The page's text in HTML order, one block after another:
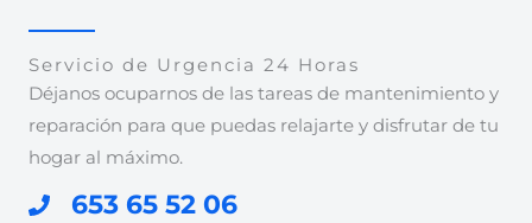
Servicio de Urgencia 24 Horas
Déjanos ocuparnos de las tareas de mantenimiento y
reparación para que puedas relajarte y disfrutar de tu
hogar al máximo.
653 65 52 06